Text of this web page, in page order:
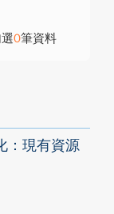
0筆資料
：現有資源